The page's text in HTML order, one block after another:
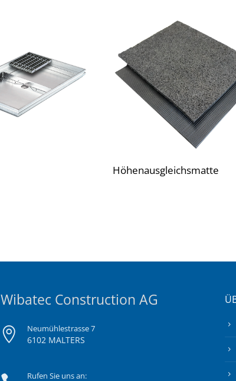
Höhenausgleichsmatte
Wibatec Construction AG
Neumühlestrasse 7
6102 MALTERS
Rufen Sie uns an: